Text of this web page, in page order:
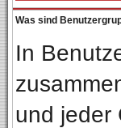
Was sind
In
und jeder